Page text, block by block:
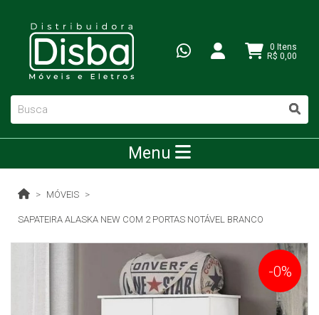
0 Itens
R$ 0,00
Menu
MÓVEIS
SAPATEIRA ALASKA NEW COM 2 PORTAS NOTÁVEL BRANCO
-0%